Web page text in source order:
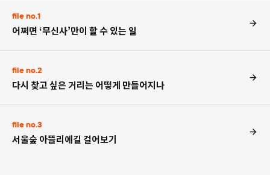
file no.1
어쩌면 ‘무신사’만이 할 수 있는 일
file no.2
다시 찾고 싶은 거리는 어떻게 만들어지나
file no.3
서울숲 아뜰리에길 걸어보기